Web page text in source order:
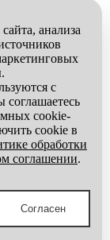
защищены.
сайт
и ни при
и цены,
офертой,
кодекса
анализа
с
соглашаетесь
cookie-
cookie в
обработки
соглашении.
Согласен